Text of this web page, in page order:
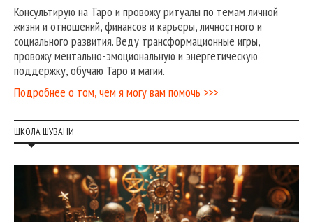
Консультирую на Таро и провожу ритуалы по темам личной
жизни и отношений, финансов и карьеры, личностного и
социального развития. Веду трансформационные игры,
провожу ментально-эмоциональную и энергетическую
поддержку, обучаю Таро и магии.
Подробнее о том, чем я могу вам помочь >>>
ШКОЛА ШУВАНИ